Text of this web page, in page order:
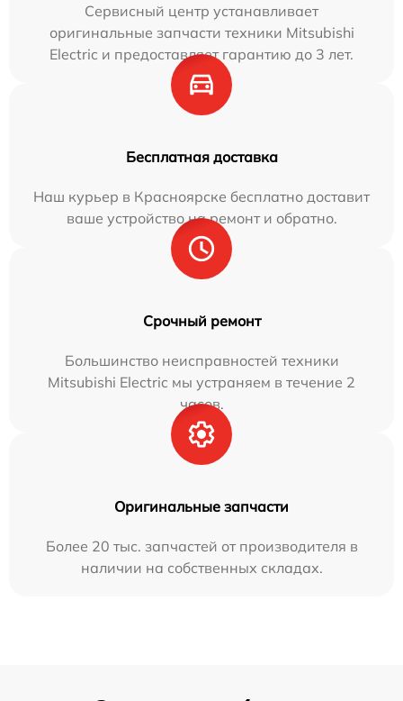
Сервисный центр устанавливает
оригинальные запчасти техники Mitsubishi
Electric и предоставляет гарантию до 3 лет.
Бесплатная доставка
Наш курьер в Красноярске бесплатно доставит
ваше устройство на ремонт и обратно.
Срочный ремонт
Большинство неисправностей техники
Mitsubishi Electric мы устраняем в течение 2
часов.
Оригинальные запчасти
Более 20 тыс. запчастей от производителя в
наличии на собственных складах.